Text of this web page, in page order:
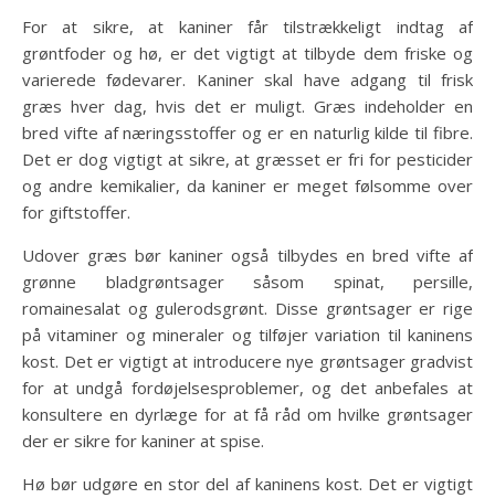
For at sikre, at kaniner får tilstrækkeligt indtag af
grøntfoder og hø, er det vigtigt at tilbyde dem friske og
varierede fødevarer. Kaniner skal have adgang til frisk
græs hver dag, hvis det er muligt. Græs indeholder en
bred vifte af næringsstoffer og er en naturlig kilde til fibre.
Det er dog vigtigt at sikre, at græsset er fri for pesticider
og andre kemikalier, da kaniner er meget følsomme over
for giftstoffer.
Udover græs bør kaniner også tilbydes en bred vifte af
grønne bladgrøntsager såsom spinat, persille,
romainesalat og gulerodsgrønt. Disse grøntsager er rige
på vitaminer og mineraler og tilføjer variation til kaninens
kost. Det er vigtigt at introducere nye grøntsager gradvist
for at undgå fordøjelsesproblemer, og det anbefales at
konsultere en dyrlæge for at få råd om hvilke grøntsager
der er sikre for kaniner at spise.
Hø bør udgøre en stor del af kaninens kost. Det er vigtigt